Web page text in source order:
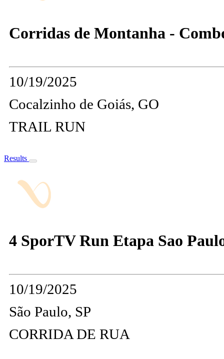
Corridas de Montanha -
10/19/2025
Cocalzinho de Goiás, GO
TRAIL RUN
Results
4 SporTV Run Etapa Sao
10/19/2025
São Paulo, SP
CORRIDA DE RUA